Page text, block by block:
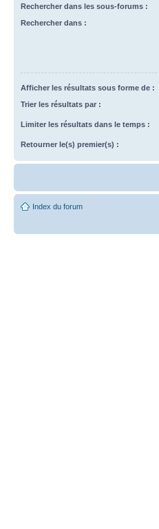
Rechercher dans les sous-forums :
Rechercher dans :
Afficher les résultats sous forme de :
Trier les résultats par :
Limiter les résultats dans le temps :
Retourner le(s) premier(s) :
Index du forum